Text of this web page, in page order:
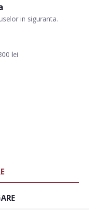
in siguranta.
lei